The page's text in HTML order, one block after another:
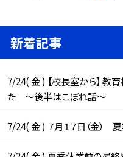
新着記事
7/24( 金 ) 【校長室から】 教
た ～後半はこぼれ話～
7/24( 金 ) ７月１７日（金）